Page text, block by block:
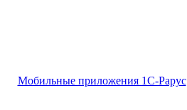
Мобильные приложения 1С-Рарус